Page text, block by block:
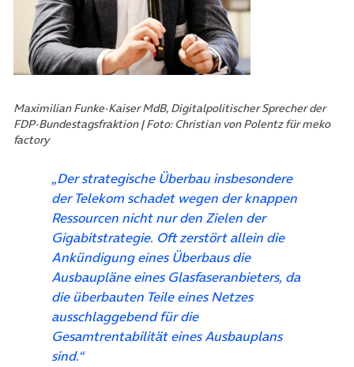
Maximilian Funke-Kaiser MdB, Digitalpolitischer Sprecher der
FDP-Bundestagsfraktion | Foto: Christian von Polentz für meko
factory
„Der strategische Überbau insbesondere
der Telekom schadet wegen der knappen
Ressourcen nicht nur den Zielen der
Gigabitstrategie. Oft zerstört allein die
Ankündigung eines Überbaus die
Ausbaupläne eines Glasfaseranbieters, da
die überbauten Teile eines Netzes
ausschlaggebend für die
Gesamtrentabilität eines Ausbauplans
sind.“